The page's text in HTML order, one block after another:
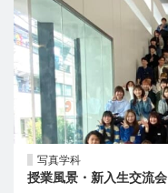
写真学科
授業風景・新入生交流会